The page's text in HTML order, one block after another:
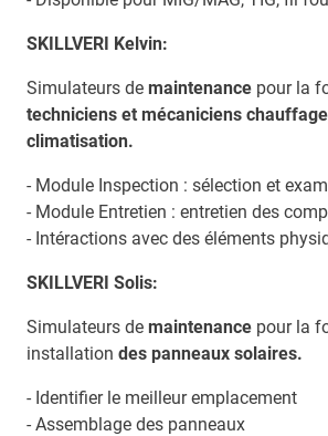
SKILLVERI Kelvin:
Simulateurs de maintenance pour la
techniciens et mécaniciens
climatisation.
- Module Inspection : sélection et
- Module Entretien : entretien des
- Intéractions avec des éléments
SKILLVERI Solis:
Simulateurs de maintenance pour la
installation des panneaux solaires.
- Identifier le meilleur emplacement
- Assemblage des panneaux